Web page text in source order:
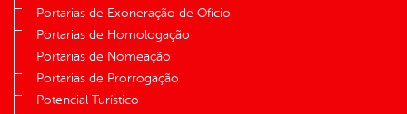
Portarias de Exoneração de Ofício
Portarias de Homologação
Portarias de Nomeação
Portarias de Prorrogação
Potencial Turístico